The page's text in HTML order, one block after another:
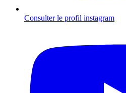
Consulter le profil instagram